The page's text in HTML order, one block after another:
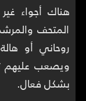
هناك أجواء
المتحف
ويصعب عليهم
بشكل فعال.